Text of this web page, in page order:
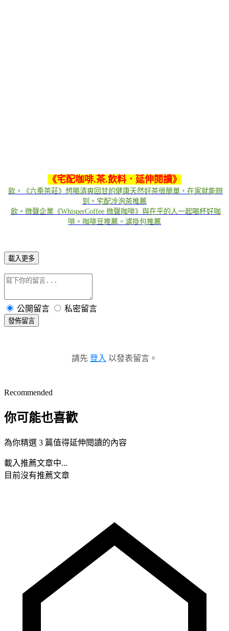
《宅配咖啡.茶.飲料．延伸閱讀》
飲。《六奉茶莊》想喝清爽回甘的健康天然好茶很簡單，在家就能辦
到。宅配冷泡茶推薦
飲。微聲企業《WhisperCoffee 微聲咖啡》與在乎的人一起喝杯好咖
啡。咖啡豆推薦。濾掛包推薦
載入更多
公開留言 私密留言
發佈留言
請先 登入 以發表留言。
Recommended
你可能也喜歡
為你精選 3 篇值得延伸閱讀的內容
載入推薦文章中...
目前沒有推薦文章